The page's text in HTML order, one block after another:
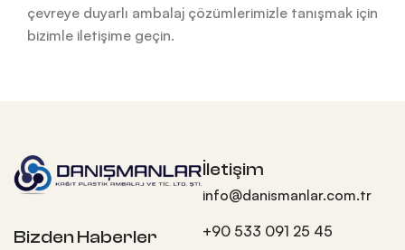
çevreye duyarlı ambalaj çözümlerimizle tanışmak için
bizimle iletişime geçin.
Bizden Haberler
İletişim
info@danismanlar.com.tr
+90 533 091 25 45